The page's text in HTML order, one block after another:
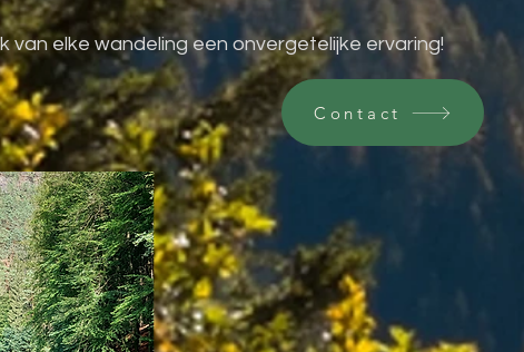
van elke wandeling een onvergetelijke ervaring!
Contact